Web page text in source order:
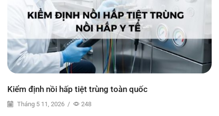
Kiểm định nồi hấp tiệt trùng toàn quốc
Tháng 5 11, 2026 / 248